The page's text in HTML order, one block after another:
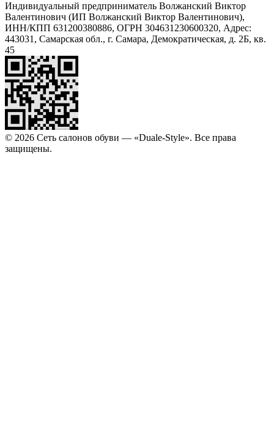
Индивидуальный предприниматель Волжанский Виктор
Валентинович (ИП Волжанский Виктор Валентинович),
ИНН/КПП 631200380886, ОГРН 304631230600320, Адрес:
443031, Самарская обл., г. Самара, Демократическая, д. 2Б, кв.
45
© 2026 Сеть салонов обуви — «Duale-Style». Все права
защищены.